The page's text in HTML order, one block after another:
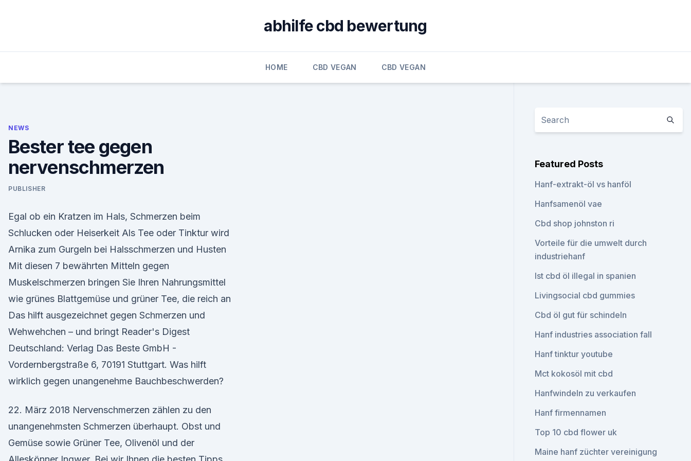
abhilfe cbd bewertung
HOME CBD VEGAN CBD VEGAN
NEWS
Bester tee gegen
nervenschmerzen
PUBLISHER
Egal ob ein Kratzen im Hals, Schmerzen beim
Schlucken oder Heiserkeit Als Tee oder Tinktur wird
Arnika zum Gurgeln bei Halsschmerzen und Husten
Mit diesen 7 bewährten Mitteln gegen
Muskelschmerzen bringen Sie Ihren Nahrungsmittel
wie grünes Blattgemüse und grüner Tee, die reich an
Das hilft ausgezeichnet gegen Schmerzen und
Wehwehchen – und bringt Reader's Digest
Deutschland: Verlag Das Beste GmbH -
Vordernbergstraße 6, 70191 Stuttgart. Was hilft
wirklich gegen unangenehme Bauchbeschwerden?
22. März 2018 Nervenschmerzen zählen zu den
unangenehmsten Schmerzen überhaupt. Obst und
Gemüse sowie Grüner Tee, Olivenöl und der
Featured Posts
Hanf-extrakt-öl vs hanföl
Hanfsamenöl vae
Cbd shop johnston ri
Vorteile für die umwelt durch
industriehanf
Ist cbd öl illegal in spanien
Livingsocial cbd gummies
Cbd öl gut für schindeln
Hanf industries association fall
Hanf tinktur youtube
Mct kokosöl mit cbd
Hanfwindeln zu verkaufen
Hanf firmennamen
Top 10 cbd flower uk
Maine hanf züchter vereinigung